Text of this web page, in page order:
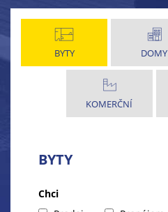
BYTY DOMY
KOMERČNÍ
BYTY
Chci